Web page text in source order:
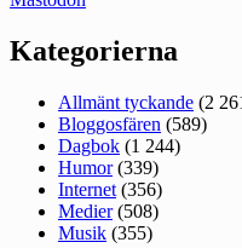
Kategorierna
Allmänt tyckande (2
Bloggosfären (589)
Dagbok (1 244)
Humor(339)
Internet (356)
Medier(508)
Musik (355)